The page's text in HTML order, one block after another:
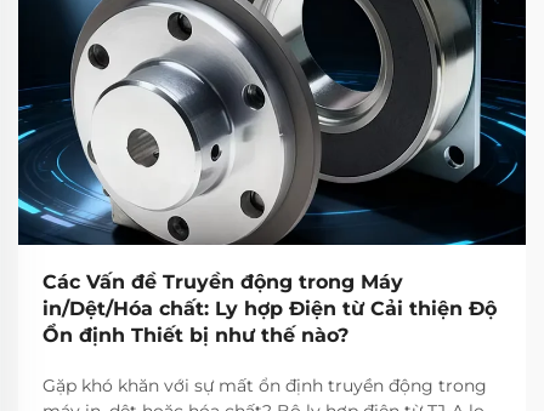
Các Vấn đề Truyền động trong Máy
in/Dệt/Hóa chất: Ly hợp Điện từ Cải thiện Độ
Ổn định Thiết bị như thế nào?
Gặp khó khăn với sự mất ổn định truyền động trong